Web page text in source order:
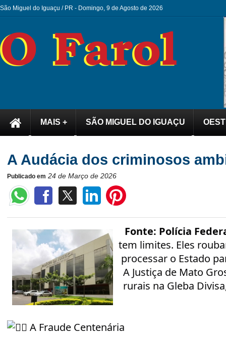
São Miguel do Iguaçu / PR - Domingo, 9 de Agosto de 2026
MAIS + SÃO MIGUEL DO IGUAÇU
A Audácia dos criminosos
Publicado em 24 de Março de 2026
Fonte: Polícia
tem limites. Eles
processar o Estado
A Justiça de Mato
rurais na Gleba
A Fraude Centenária